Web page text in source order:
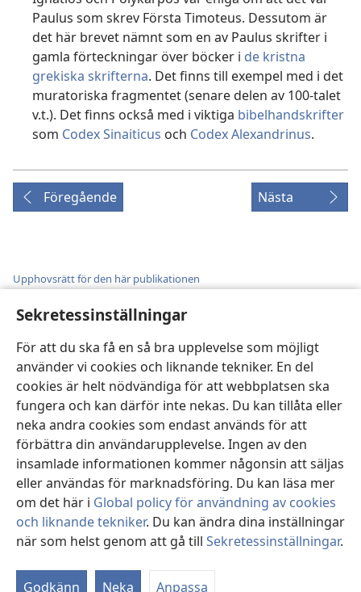
Sekretessinställningar
För att du ska få en så bra upplevelse som möjligt
använder vi cookies och liknande tekniker. En del
cookies är helt nödvändiga för att webbplatsen ska
fungera och kan därför inte nekas. Du kan tillåta eller
neka andra cookies som endast används för att
förbättra din användarupplevelse. Ingen av den
insamlade informationen kommer någonsin att säljas
eller användas för marknadsföring. Du kan läsa mer
om det här i Global policy för användning av cookies
och liknande tekniker. Du kan ändra dina inställningar
när som helst genom att gå till Sekretessinställningar.
Godkänn Neka Anpassa
Paulus som skrev Första Timoteus. Dessutom är
det här brevet nämnt som en av Paulus skrifter i
gamla förteckningar över böcker i de kristna
grekiska skrifterna. Det finns till exempel med i det
muratoriska fragmentet (senare delen av 100-talet
v.t.). Det finns också med i viktiga bibelhandskrifter
som Codex Sinaiticus och Codex Alexandrinus.
Föregående Nästa
Upphovsrätt för den här publikationen
LADDA NER
Valmöjligheter
för
nerladdning
av
publikationer
Nya